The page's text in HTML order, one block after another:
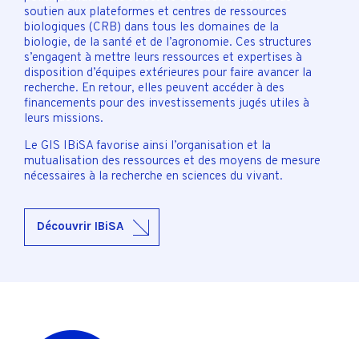
soutien aux plateformes et centres de ressources
biologiques (CRB) dans tous les domaines de la
biologie, de la santé et de l’agronomie. Ces structures
s’engagent à mettre leurs ressources et expertises à
disposition d’équipes extérieures pour faire avancer la
recherche. En retour, elles peuvent accéder à des
financements pour des investissements jugés utiles à
leurs missions.
Le GIS IBiSA favorise ainsi l’organisation et la
mutualisation des ressources et des moyens de mesure
nécessaires à la recherche en sciences du vivant.
Découvrir IBiSA